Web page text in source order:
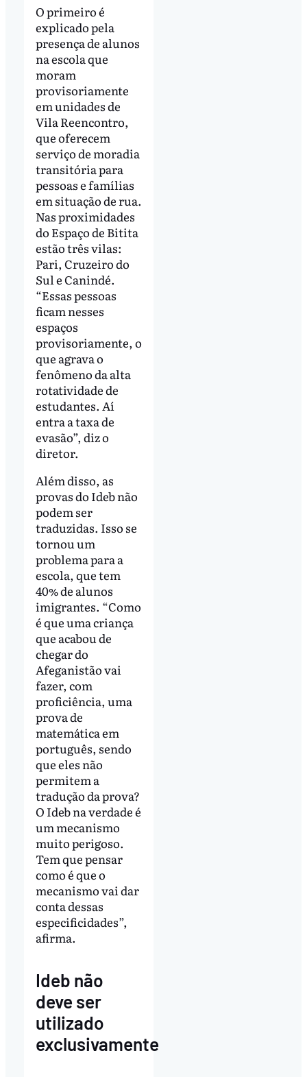
O primeiro é
explicado pela
presença de alunos
na escola que
moram
provisoriamente
em unidades de
Vila Reencontro,
que oferecem
serviço de moradia
transitória para
pessoas e famílias
em situação de rua.
Nas proximidades
do Espaço de Bitita
estão três vilas:
Pari, Cruzeiro do
Sul e Canindé.
“Essas pessoas
ficam nesses
espaços
provisoriamente, o
que agrava o
fenômeno da alta
rotatividade de
estudantes. Aí
entra a taxa de
evasão”, diz o
diretor.
Além disso, as
provas do Ideb não
podem ser
traduzidas. Isso se
tornou um
problema para a
escola, que tem
40% de alunos
imigrantes. “Como
é que uma criança
que acabou de
chegar do
Afeganistão vai
fazer, com
proficiência, uma
prova de
matemática em
português, sendo
que eles não
permitem a
tradução da prova?
O Ideb na verdade é
um mecanismo
muito perigoso.
Tem que pensar
como é que o
mecanismo vai dar
conta dessas
especificidades”,
afirma.
Ideb não
deve ser
utilizado
exclusivamente